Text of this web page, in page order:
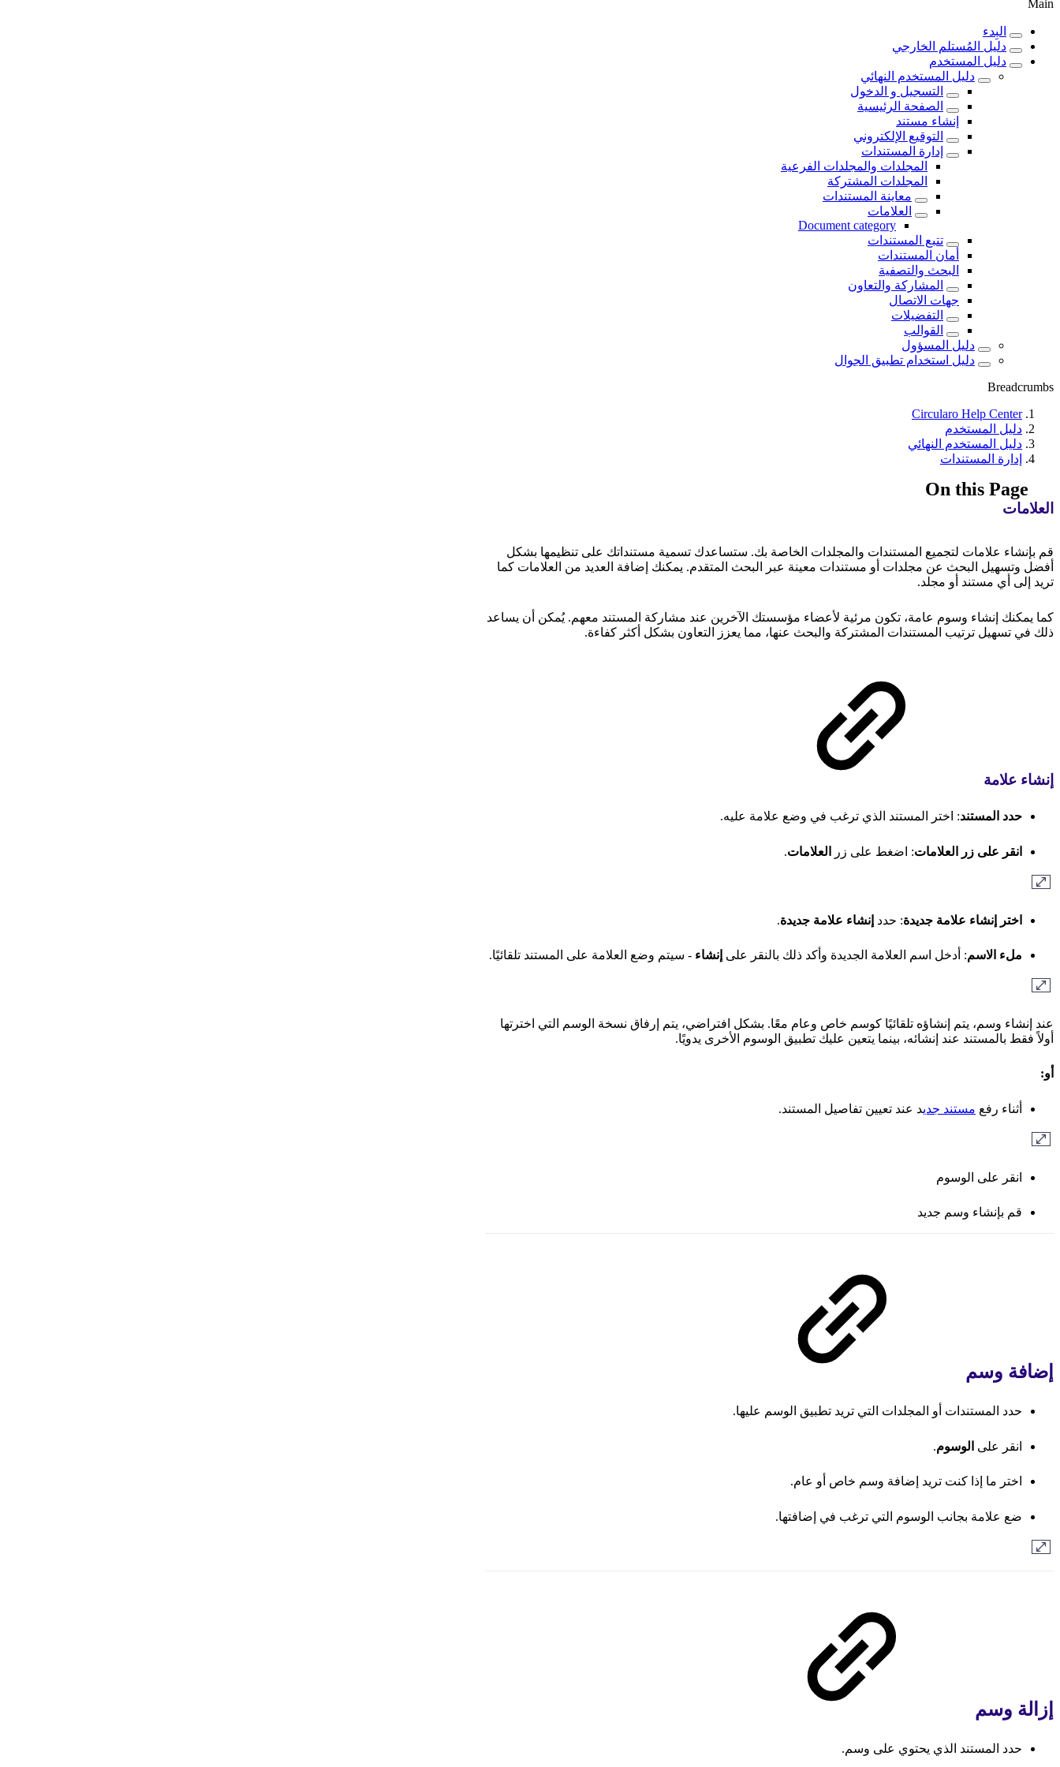
Main
البِدء
دليل المُستلم الخارجي
دليل المستخدم
دليل المستخدم النهائي
التسجيل و الدخول
الصفحة الرئيسية
إنشاء مستند
التوقيع الإلكتروني
إدارة المستندات
المجلدات والمجلدات الفرعية
المجلدات المشتركة
معاينة المستندات
العلامات
Document category
تتبع المستندات
أمان المستندات
البحث والتصفية
المشاركة والتعاون
جهات الاتصال
التفضيلات
القوالب
دليل المسؤول
دليل استخدام تطبيق الجوال
Breadcrumbs
Circularo Help Center
دليل المستخدم
دليل المستخدم النهائي
إدارة المستندات
On this Page
العلامات
قم بإنشاء علامات لتجميع المستندات والمجلدات الخاصة بك. ستساعدك تسمية مستنداتك على تنظيمها بشكل
أفضل وتسهيل البحث عن مجلدات أو مستندات معينة عبر البحث المتقدم. يمكنك إضافة العديد من العلامات كما
تريد إلى أي مستند أو مجلد.
كما يمكنك إنشاء وسوم عامة، تكون مرئية لأعضاء مؤسستك الآخرين عند مشاركة المستند معهم. يُمكن أن يساعد
ذلك في تسهيل ترتيب المستندات المشتركة والبحث عنها، مما يعزز التعاون بشكل أكثر كفاءة.
إنشاء علامة
حدد المستند: اختر المستند الذي ترغب في وضع علامة عليه.
انقر على زر العلامات: اضغط على زر العلامات.
اختر إنشاء علامة جديدة: حدد إنشاء علامة جديدة.
ملء الاسم: أدخل اسم العلامة الجديدة وأكد ذلك بالنقر على إنشاء - سيتم وضع العلامة على المستند تلقائيًا.
عند إنشاء وسم، يتم إنشاؤه تلقائيًا كوسم خاص وعام معًا. بشكل افتراضي، يتم إرفاق نسخة الوسم التي اخترتها
أولاً فقط بالمستند عند إنشائه، بينما يتعين عليك تطبيق الوسوم الأخرى يدويًا.
أو:
أثناء رفع مستند جديد عند تعيين تفاصيل المستند.
انقر على الوسوم
قم بإنشاء وسم جديد
إضافة وسم
حدد المستندات أو المجلدات التي تريد تطبيق الوسم عليها.
انقر على الوسوم.
اختر ما إذا كنت تريد إضافة وسم خاص أو عام.
ضع علامة بجانب الوسوم التي ترغب في إضافتها.
إزالة وسم
حدد المستند الذي يحتوي على وسم.